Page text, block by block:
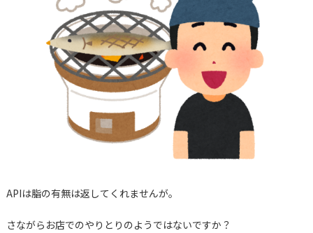
APIは脂の有無は返してくれませんが。
さながらお店でのやりとりのようではないですか？